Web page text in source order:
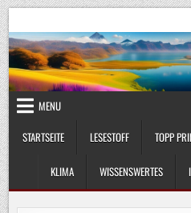
Skip
to
content
UmweltKlima.com
MENU
STARTSEITE
LESESTOFF TOPP
KLIMA WISSENSWERTES